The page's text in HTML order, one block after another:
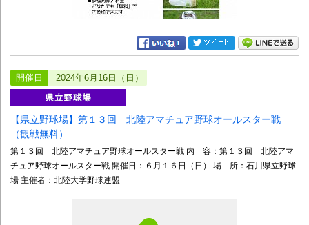
開催日 2024年6月16日（日）
【県立野球場】第１３回 北陸アマチュア野球オールスター戦
（観戦無料）
第１３回 北陸アマチュア野球オールスター戦 内 容：第１３回 北陸アマ
チュア野球オールスター戦 開催日：６月１６日（日） 場 所：石川県立野球
場 主催者：北陸大学野球連盟